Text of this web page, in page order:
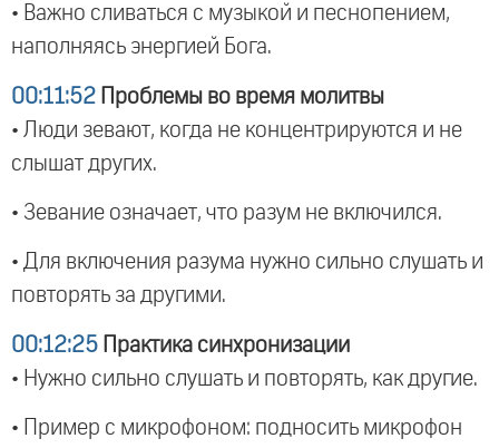
• Важно сливаться с музыкой и песнопением,
наполняясь энергией Бога.
00:11:52 Проблемы во время молитвы
• Люди зевают, когда не концентрируются и не
слышат других.
• Зевание означает, что разум не включился.
• Для включения разума нужно сильно слушать и
повторять за другими.
00:12:25 Практика синхронизации
• Нужно сильно слушать и повторять, как другие.
• Пример с микрофоном: подносить микрофон